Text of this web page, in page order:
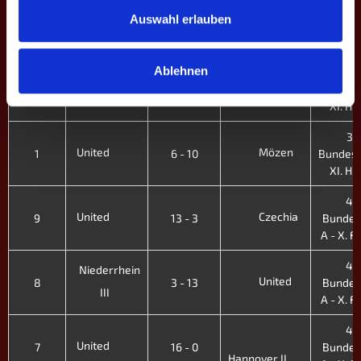
Auswahl erlauben
Ablehnen
Niederrhein
11 - 5
XI. H.
XI. H.
1 United 6 - 10 Mözen
3.
XI. H.
9 United 13 - 3 Czechia
4.
A - X.
8
Niederrhein
III
3 - 13 United
4.
A - X.
7 United 16 - 0
Hannover II
4.